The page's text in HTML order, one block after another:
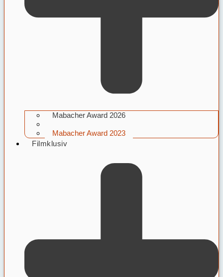
Mabacher Award 2026
Mabacher Award 2023
Filmklusiv